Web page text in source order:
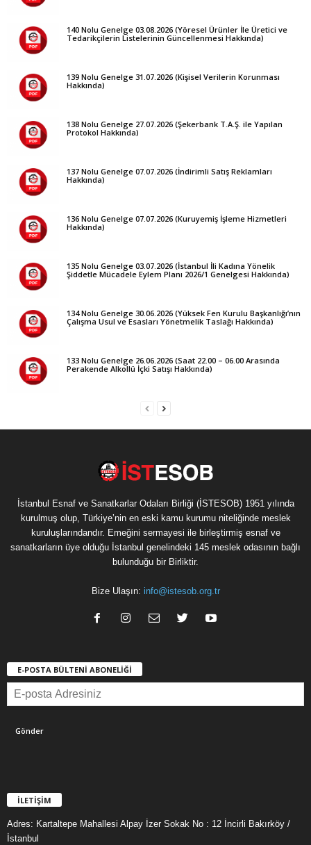
140 Nolu Genelge 03.08.2026 (Yöresel Ürünler İle Üretici ve
Tedarikçilerin Listelerinin Güncellenmesi Hakkında)
139 Nolu Genelge 31.07.2026 (Kişisel Verilerin Korunması
Hakkında)
138 Nolu Genelge 27.07.2026 (Şekerbank T.A.Ş. ile Yapılan
Protokol Hakkında)
137 Nolu Genelge 07.07.2026 (İndirimli Satış Reklamları
Hakkında)
136 Nolu Genelge 07.07.2026 (Kuruyemiş İşleme Hizmetleri
Hakkında)
135 Nolu Genelge 03.07.2026 (İstanbul İli Kadına Yönelik
Şiddetle Mücadele Eylem Planı 2026/1 Genelgesi Hakkında)
134 Nolu Genelge 30.06.2026 (Yüksek Fen Kurulu Başkanlığı’nın
Çalışma Usul ve Esasları Yönetmelik Taslağı Hakkında)
133 Nolu Genelge 26.06.2026 (Saat 22.00 – 06.00 Arasında
Perakende Alkollü İçki Satışı Hakkında)
İstanbul Esnaf ve Sanatkarlar Odaları Birliği (İSTESOB) 1951 yılında
kurulmuş olup, Türkiye’nin en eski kamu kurumu niteliğinde meslek
kuruluşlarındandır. Emeğini sermayesi ile birleştirmiş esnaf ve
sanatkarların üye olduğu İstanbul genelindeki 145 meslek odasının bağlı
bulunduğu bir Birliktir.
Bize Ulaşın: info@istesob.org.tr
E-POSTA BÜLTENİ ABONELİĞİ
İLETİŞİM
Adres: Kartaltepe Mahallesi Alpay İzer Sokak No : 12 İncirli Bakırköy /
İstanbul